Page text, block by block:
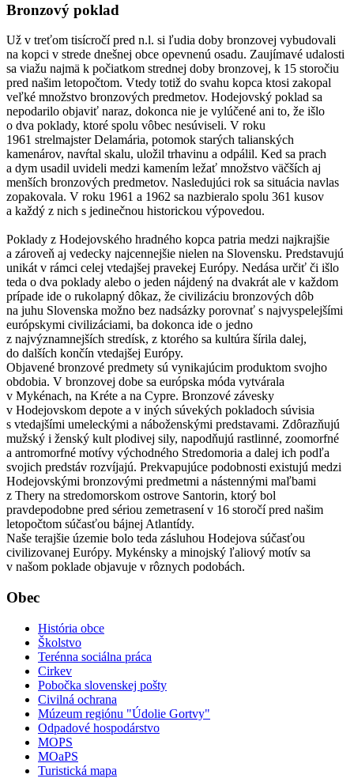
Bronzový poklad
Už v treťom tisícročí pred n.l. si ľudia doby bronzovej vybudovali
na kopci v strede dnešnej obce opevnenú osadu. Zaujímavé udalosti
sa viažu najmä k počiatkom strednej doby bronzovej, k 15 storočiu
pred našim letopočtom. Vtedy totiž do svahu kopca ktosi zakopal
veľké množstvo bronzových predmetov. Hodejovský poklad sa
nepodarilo objaviť naraz, dokonca nie je vylúčené ani to, že išlo
o dva poklady, ktoré spolu vôbec nesúviseli. V roku
1961 strelmajster Delamária, potomok starých talianských
kamenárov, navŕtal skalu, uložil trhavinu a odpálil. Ked sa prach
a dym usadil uvideli medzi kamením ležať množstvo väčších aj
menších bronzových predmetov. Nasledujúci rok sa situácia navlas
zopakovala. V roku 1961 a 1962 sa nazbieralo spolu 361 kusov
a každý z nich s jedinečnou historickou výpovedou.
Poklady z Hodejovského hradného kopca patria medzi najkrajšie
a zároveň aj vedecky najcennejšie nielen na Slovensku. Predstavujú
unikát v rámci celej vtedajšej pravekej Európy. Nedása určiť či išlo
teda o dva poklady alebo o jeden nájdený na dvakrát ale v každom
prípade ide o rukolapný dôkaz, že civilizáciu bronzových dôb
na juhu Slovenska možno bez nadsázky porovnať s najvyspelejšími
európskymi civilizáciami, ba dokonca ide o jedno
z najvýznamnejších stredísk, z ktorého sa kultúra šírila dalej,
do dalších končín vtedajšej Európy.
Objavené bronzové predmety sú vynikajúcim produktom svojho
obdobia. V bronzovej dobe sa európska móda vytvárala
v Mykénach, na Kréte a na Cypre. Bronzové závesky
v Hodejovskom depote a v iných súvekých pokladoch súvisia
s vtedajšími umeleckými a náboženskými predstavami. Zdôrazňujú
mužský i ženský kult plodivej sily, napodňujú rastlinné, zoomorfné
a antromorfné motívy východného Stredomoria a dalej ich podľa
svojich predstáv rozvíjajú. Prekvapujúce podobnosti existujú medzi
Hodejovskými bronzovými predmetmi a nástennými maľbami
z Thery na stredomorskom ostrove Santorin, ktorý bol
pravdepodobne pred sériou zemetrasení v 16 storočí pred našim
letopočtom súčasťou bájnej Atlantídy.
Naše terajšie územie bolo teda zásluhou Hodejova súčasťou
civilizovanej Európy. Mykénsky a minojský ľaliový motív sa
v našom poklade objavuje v rôznych podobách.
Obec
História obce
Školstvo
Terénna sociálna práca
Cirkev
Pobočka slovenskej pošty
Civilná ochrana
Múzeum regiónu "Údolie Gortvy"
Odpadové hospodárstvo
MOPS
MOaPS
Turistická mapa